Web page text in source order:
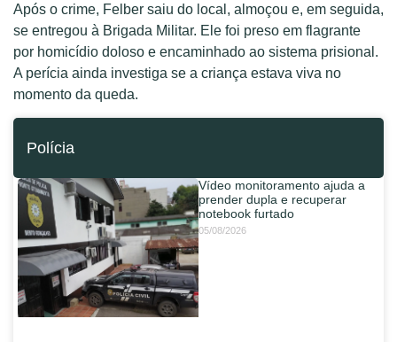
Após o crime, Felber saiu do local, almoçou e, em seguida,
se entregou à Brigada Militar. Ele foi preso em flagrante
por homicídio doloso e encaminhado ao sistema prisional.
A perícia ainda investiga se a criança estava viva no
momento da queda.
Polícia
Vídeo monitoramento ajuda a
prender dupla e recuperar
notebook furtado
05/08/2026